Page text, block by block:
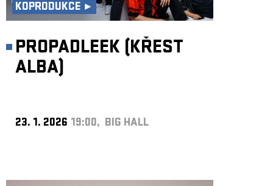
KOPRODUKCE ►
PROPADLEEK (KŘEST
ALBA)
23. 1. 2026 19:00, BIG HALL